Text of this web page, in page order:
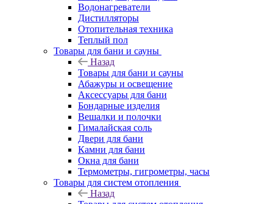
Водонагреватели
Дистилляторы
Отопительная техника
Теплый пол
Товары для бани и сауны
Назад
Товары для бани и сауны
Абажуры и освещение
Аксессуары для бани
Бондарные изделия
Вешалки и полочки
Гималайская соль
Двери для бани
Камни для бани
Окна для бани
Термометры, гигрометры, часы
Товары для систем отопления
Назад